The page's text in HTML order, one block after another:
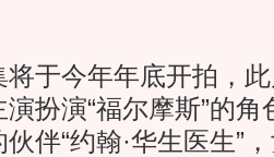
今年年底开拍，此
扮演“福尔摩斯”的角
伴“约翰·华生医生”